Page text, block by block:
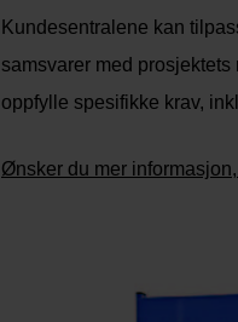
Kundesentralene kan
samsvarer med
oppfylle spesifikke krav,
Ønsker du mer